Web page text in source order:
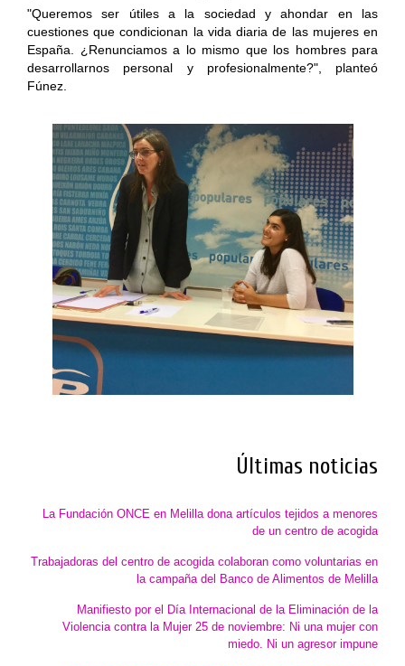
"Queremos ser útiles a la sociedad y ahondar en las
cuestiones que condicionan la vida diaria de las mujeresen
España. ¿Renunciamos a lo mismo que los hombres para
desarrollarnos personal y profesionalmente?", planteó
Fúnez.
Últimas noticias
La Fundación ONCE en Melilla dona artículos tejidos a menores
de un centro de acogida
Trabajadoras del centro de acogida colaboran como voluntarias en
la campaña del Banco de Alimentos de Melilla
Manifiesto por el Día Internacional de la Eliminación de la
Violencia contra la Mujer 25 de noviembre: Ni una mujer con
miedo. Ni un agresor impune